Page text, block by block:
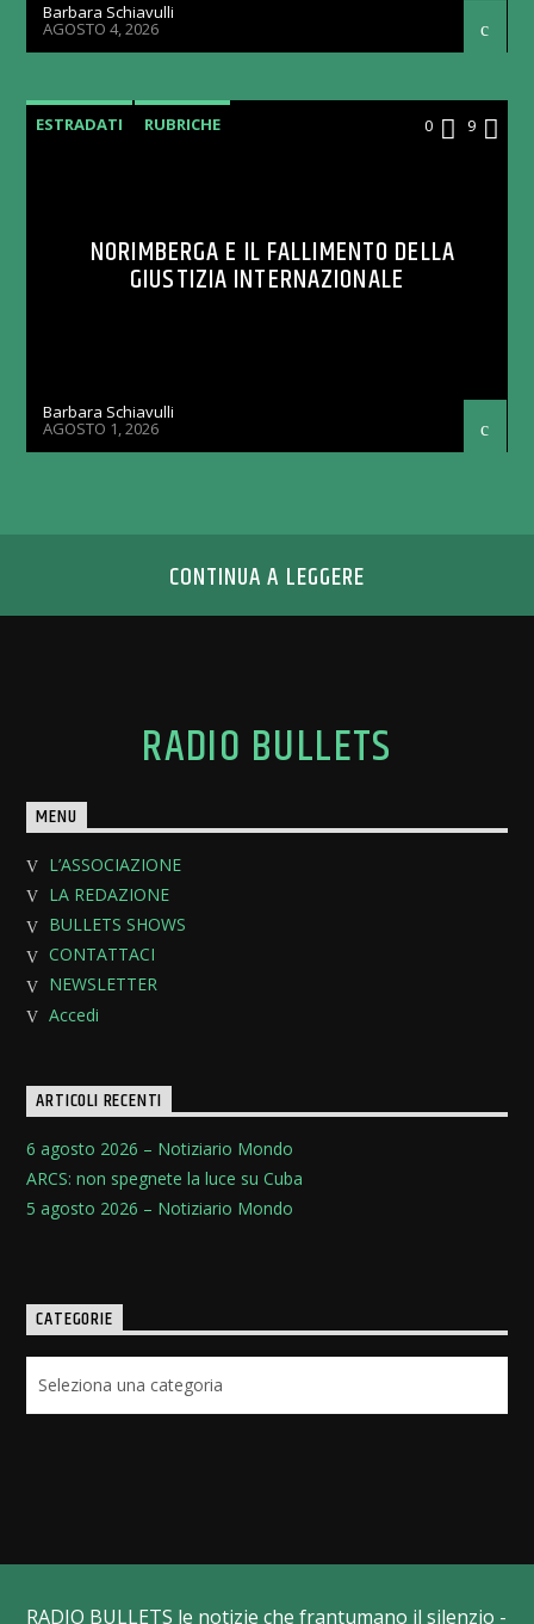
Barbara Schiavulli
AGOSTO 4, 2026
ESTRADATI RUBRICHE 0 9
NORIMBERGA E IL FALLIMENTO DELLA
GIUSTIZIA INTERNAZIONALE
Barbara Schiavulli
AGOSTO 1, 2026
CONTINUA A LEGGERE
RADIO BULLETS
MENU
L’ASSOCIAZIONE
LA REDAZIONE
BULLETS SHOWS
CONTATTACI
NEWSLETTER
Accedi
ARTICOLI RECENTI
6 agosto 2026 – Notiziario Mondo
ARCS: non spegnete la luce su Cuba
5 agosto 2026 – Notiziario Mondo
CATEGORIE
RADIO BULLETS le notizie che frantumano il silenzio -